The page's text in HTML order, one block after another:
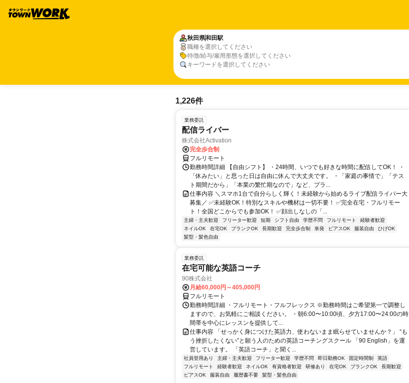
秋田県和田駅
職種を選択してください
特徴/給与/雇用形態を選択してください
キーワードを選択してください
1,226件
業務委託
配信ライバー
株式会社Activation
完全歩合制
フルリモート
勤務時間詳細 【自由シフト】 ・24時間、いつでも好きな時間に配信してOK！ ・
「休みたい」と思った日は自由に休んで大丈夫です。 ・「家庭の事情で」「テス
ト期間だから」「本業の繁忙期なので」など、プラ...
仕事内容 ＼スマホ1台で自分らしく輝く！未経験から始めるライブ配信ライバー大
募集／ ✅未経験OK！特別なスキルや機材は一切不要！ ✅完全在宅・フルリモー
ト！全国どこからでも参加OK！ ✅顔出しなしの「...
主婦・主夫歓迎 フリーター歓迎 短期 シフト自由 学歴不問 フルリモート
経験者歓迎
ネイルOK
在宅OK ブランクOK 長期歓迎 完全歩合制 単発 ピアスOK 服装自由
ひげOK
髪型・髪色自由
業務委託
在宅可能な英語コーチ
90株式会社
月給60,000円～405,000円
フルリモート
勤務時間詳細 ・フルリモート・フルフレックス ※勤務時間はご希望第一で調整し
ますので、お気軽にご相談ください。 ・朝6:00〜10:00頃、夕方17:00〜24:00の時
間帯を中心にレッスンを提供して...
仕事内容 「せっかく身につけた英語力、使わないまま眠らせていませんか？」 “も
う挫折したくない”と願う人のための英語コーチングスクール 「90 English」を運
営しています。 「英語コーチ」と聞く...
社員登用あり 主婦・主夫歓迎 フリーター歓迎 学歴不問 即日勤務OK 固定時間制
英語
フルリモート
経験者歓迎 ネイルOK 有資格者歓迎 研修あり 在宅OK ブランクOK
長期歓迎
ピアスOK
服装自由 履歴書不要 髪型・髪色自由